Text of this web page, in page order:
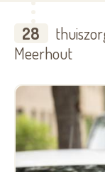
28
Meerhout